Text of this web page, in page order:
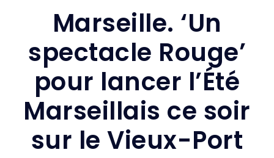
Marseille. ‘Un
spectacle Rouge’
pour lancer l’Été
Marseillais ce soir
sur le Vieux-Port